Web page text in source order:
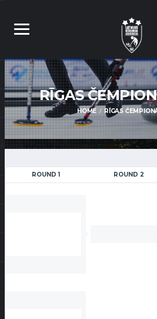
RĪGAS
HOME RĪGAS
ROUND 1 ROUND 2